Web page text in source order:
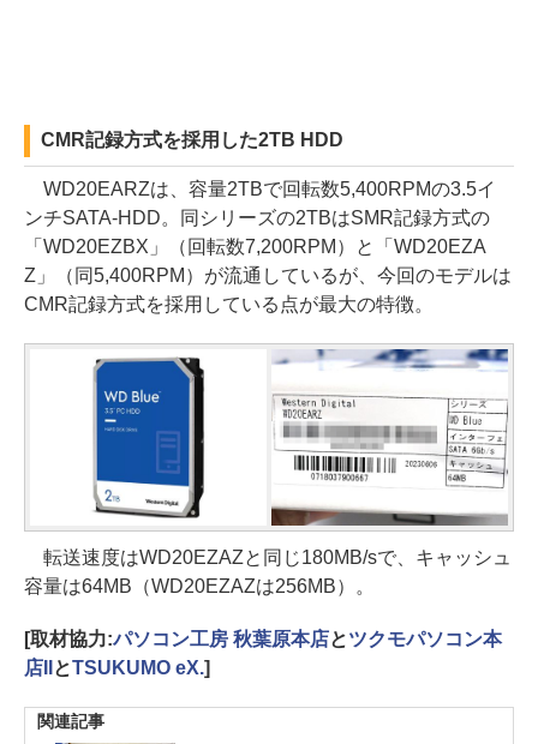
CMR記録方式を採用した2TB HDD
WD20EARZは、容量2TBで回転数5,400RPMの3.5イ
ンチSATA-HDD。同シリーズの2TBはSMR記録方式の
「WD20EZBX」（回転数7,200RPM）と「WD20EZA
Z」（同5,400RPM）が流通しているが、今回のモデルは
CMR記録方式を採用している点が最大の特徴。
転送速度はWD20EZAZと同じ180MB/sで、キャッシュ
容量は64MB（WD20EZAZは256MB）。
[取材協力:パソコン工房 秋葉原本店とツクモパソコン本
店II とTSUKUMO eX.]
関連記事